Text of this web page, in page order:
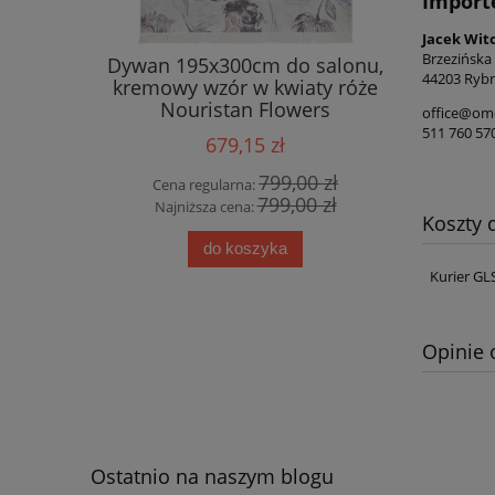
Dywan 195x300cm do salonu,
kremowy wzór w kwiaty róże
Nouristan Flowers
679,15 zł
Cena regularna:799,00 zł
Najniższa cena:799,00 zł
do koszyka
Jacek
Brzezińska
44203
511 760
Koszty
Kurier
Opinie
Ostatnio na naszym blogu